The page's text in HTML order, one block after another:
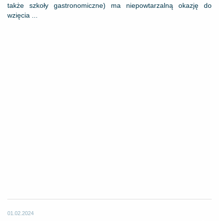
także szkoły gastronomiczne) ma niepowtarzalną okazję do
wzięcia ...
01.02.2024